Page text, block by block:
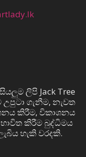
ලිපි Jack Tree
ගැනීම, නැවත
කිරීම, විකාශනය
කිරීම බුද්ධිමය
හැකි වරදකි.